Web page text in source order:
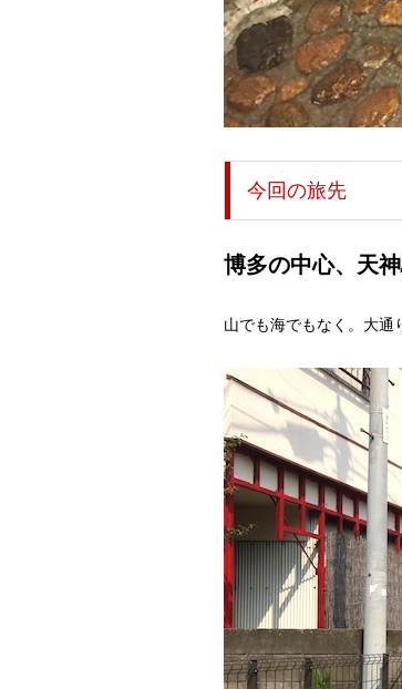
今回の旅先
博多の中心、天
山でも海でもなく。大通